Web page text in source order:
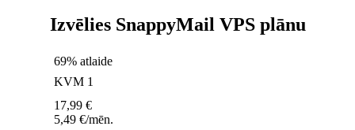
Izvēlies SnappyMail VPS plānu
69% atlaide
KVM 1
17,99 €
5,49 €/mēn.